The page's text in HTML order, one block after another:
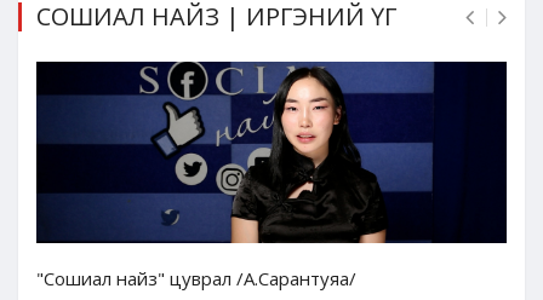
СОШИАЛ НАЙЗ | ИРГЭНИЙ ҮГ
"Сошиал найз" цуврал /А.Сарантуяа/